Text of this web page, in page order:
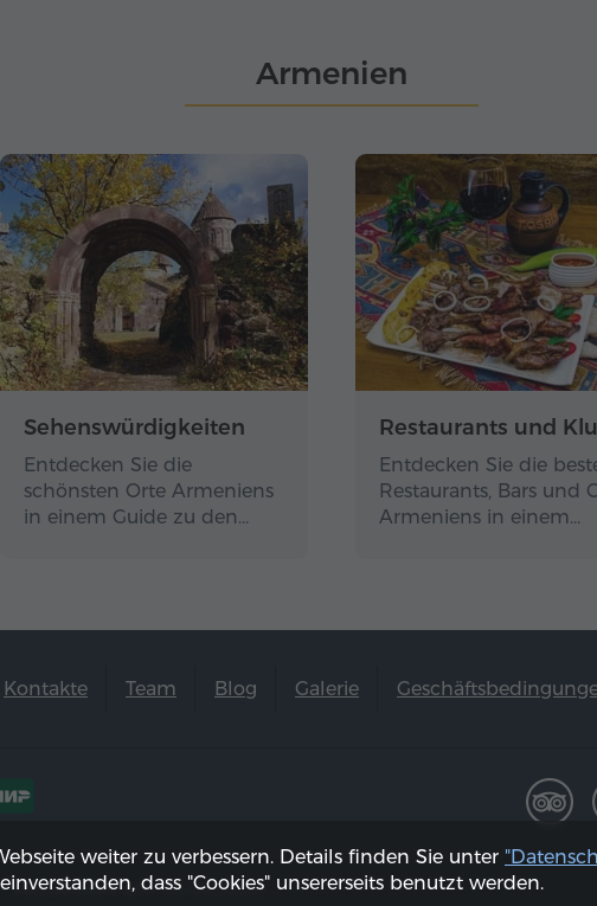
Armenien
Sehenswürdigkeiten
Entdecken Sie die
schönsten Orte Armeniens
in einem Guide zu den…
Restaurants und
Entdecken Sie die
Restaurants, Bars und
Armeniens in einem…
Kontakte Team Blog Galerie
Aktualisiert am 08.08.2026
weiter zu verbessern. Details finden Sie unter
dass "Cookies" unsererseits benutzt werden.